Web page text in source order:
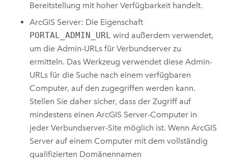
Bereitstellung mit hoher Verfügbarkeit handelt.
ArcGIS Server: Die Eigenschaft
PORTAL_ADMIN_URL wird außerdem verwendet,
um die Admin-URLs für Verbundserver zu
ermitteln. Das Werkzeug verwendet diese Admin-
URLs für die Suche nach einem verfügbaren
Computer, auf den zugegriffen werden kann.
Stellen Sie daher sicher, dass der Zugriff auf
mindestens einenArcGIS Server-Computer in
jeder Verbundserver-Site möglich ist. WennArcGIS
Server auf einem Computer mit dem vollständig
qualifizierten Domänennamen